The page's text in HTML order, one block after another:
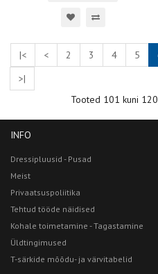
|< < 2 3 4 5
>|
Tooted 101 kuni
INFO
Dressipluusid - Pusad
Meist
Privaatsuspoliitika
Tehtud tööde näidised
Kohale toimetamine - Tagastamine
Üldtingimused
T-särkide mõõdu- ja värvitabelid